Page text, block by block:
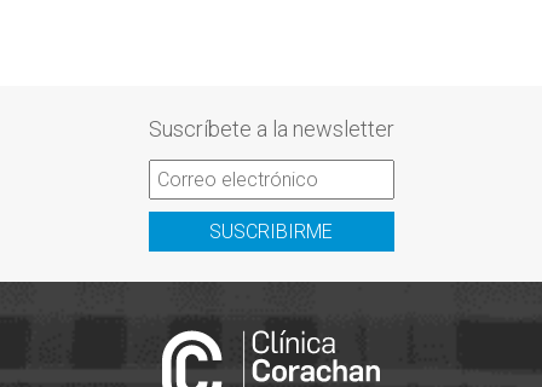
Suscríbete a la newsletter
SUSCRIBIRME